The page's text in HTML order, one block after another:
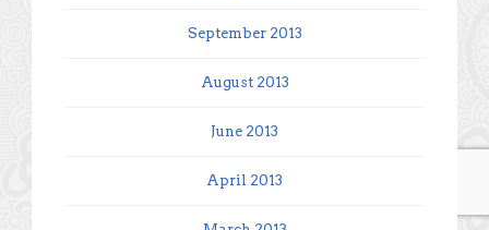
September 2013
August 2013
June 2013
April 2013